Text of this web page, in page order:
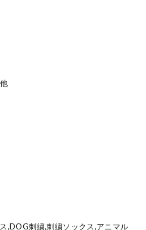
,DOG刺繍,刺繍ソックス,アニマル